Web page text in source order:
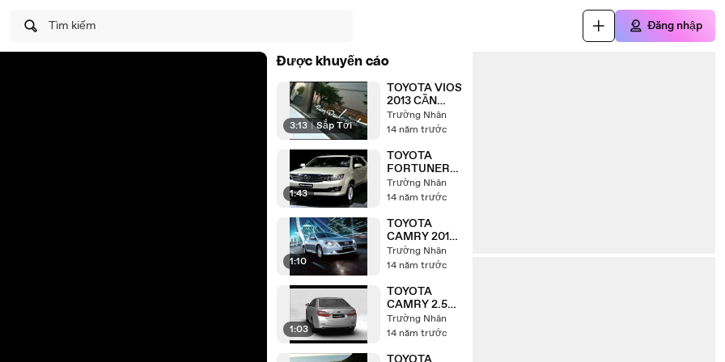
Tìm kiếm Đăng nhập
Được khuyến cáo
3:13 | Sắp Tới
TOYOTA VIOS
2013 CẦN
THƠ,
TOYOTA CẦN
NHẤT 0968
852 852
Trường Nhân
14 năm trước
1:43
TOYOTA
FORTUNER
2013 - 2014,
TOYOTA CẦN
852 852
Trường Nhân
14 năm trước
1:10
TOYOTA
CAMRY 2013
TẠI TOYOTA
CẦN THƠ -
NHẤT - GIAO
XE NGAY
Trường Nhân
14 năm trước
1:03
TOYOTA
CAMRY 2.5G
- CAMRY
2.5Q -
-TOYOTA
Trường Nhân
14 năm trước